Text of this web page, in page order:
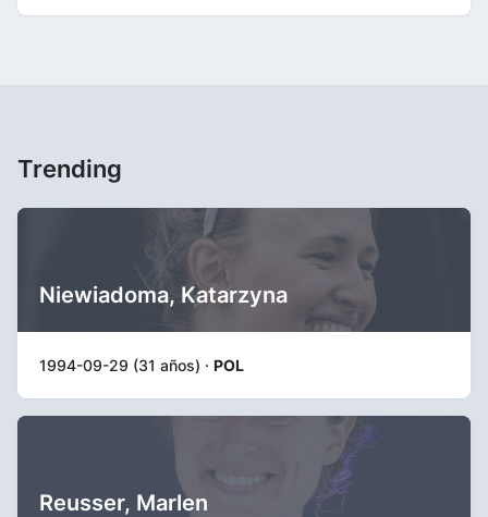
Trending
Niewiadoma, Katarzyna
1994-09-29 (31 años) · POL
Reusser, Marlen